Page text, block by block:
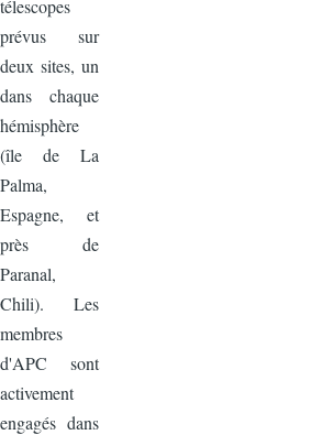
télescopes
prévus sur
deux sites, un
dans chaque
hémisphère
(île de La
Palma,
Espagne, et
près de
Paranal,
Chili). Les
membres
d'APC sont
activement
engagés dans